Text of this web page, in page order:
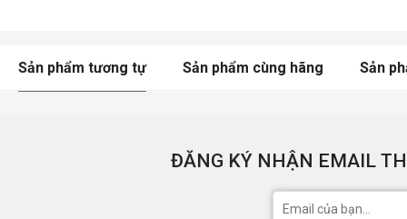
Sản phẩm tương tự Sản phẩm cùng hãng Sản
ĐĂNG KÝ NHẬN EMAIL